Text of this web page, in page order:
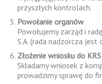
przyszłych kontrolach.
Powołanie organów
Powołujemy zarząd i
S.A. (rada nadzorcza jest
Złożenie wniosku do
Składamy wniosek z
prowadzimy sprawę do